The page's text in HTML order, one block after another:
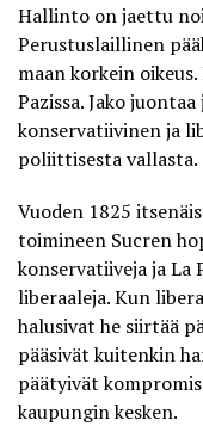
Hallinto on jaettu
Perustuslaillinen
maan korkein
Pazissa. Jako
konservatiivinen ja
poliittisesta vallasta.
Vuoden 1825
toimineen Sucren
konservatiiveja ja La
liberaaleja. Kun
halusivat he siirtää
pääsivät kuitenkin
päätyivät
kaupungin kesken.